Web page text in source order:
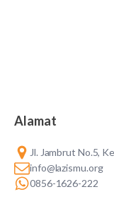
Alamat
Jl. Jambrut No.5,
info@lazismu.org
0856-1626-222